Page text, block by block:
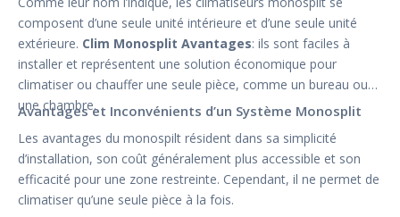
composent d’une seule unité intérieure et d’une seule unité
extérieure. Clim Monosplit Avantages: ils sont faciles à
installer et représentent une solution économique pour
climatiser ou chauffer une seule pièce, comme un bureau ou
une chambre.
Avantages et Inconvénients d’un Système Monosplit
Les avantages du monospilt résident dans sa simplicité
d’installation, son coût généralement plus accessible et son
efficacité pour une zone restreinte. Cependant, il ne permet de
climatiser qu’une seule pièce à la fois.